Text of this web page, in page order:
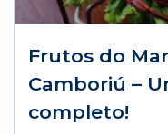
Frutos do
Camboriú –
completo!